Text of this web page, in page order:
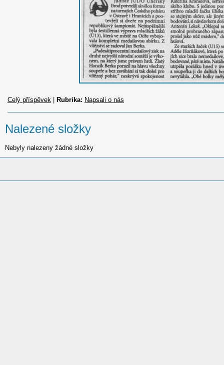
Celý příspěvek | Rubrika: Napsali o nás
Nalezené složky
Nebyly nalezeny žádné složky